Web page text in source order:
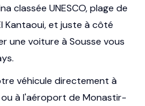
classée UNESCO, plage de
Kantaoui, et juste à côté
une voiture à Sousse vous
véhicule directement à
à l'aéroport de Monastir-